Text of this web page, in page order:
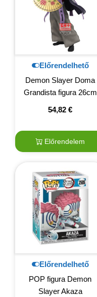
Előrendelhető
Demon Slayer Doma
Grandista figura 26cm
54,82€
Előrendelem
Előrendelhető
POP figura Demon
Slayer Akaza